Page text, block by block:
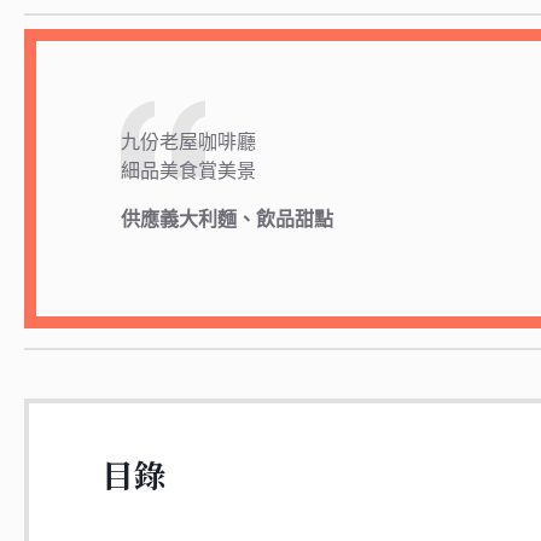
九份老屋咖啡廳
細品美食賞美景
供應義大利麵、飲品甜點
目錄